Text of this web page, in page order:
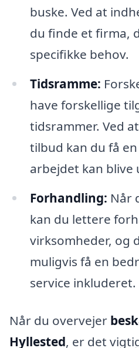
buske. Ved at
du finde et firma,
specifikke behov.
Tidsramme:
have forskellige
tidsrammer. Ved
tilbud kan du få
arbejdet kan blive
Forhandling: Når
kan du lettere
virksomheder, og
muligvis få en
service inkluderet.
Når du overvejer
Hyllested, er det